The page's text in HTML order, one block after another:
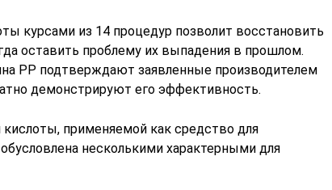
курсами из 14 процедур позволит восстановить
оставить проблему их выпадения в прошлом.
РР подтверждают заявленные производителем
демонстрируют его эффективность.
применяемой как средство для
несколькими характерными для